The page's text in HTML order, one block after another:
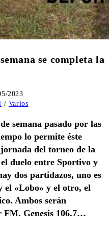
se completa la
2023
/ Varios
semana pasado por las
lo permite éste
del torneo de la
duelo entre Sportivo y
dos partidazos, uno es
el «Lobo» y el otro, el
Ambos serán
FM. Genesis 106.7…